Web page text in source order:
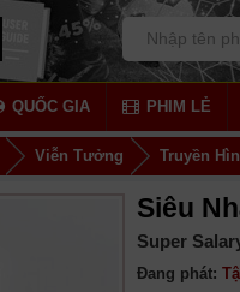
QUỐC GIA PHIM LẺ
Viễn Tưởng Truyền
Siêu
Super
Đang phát: